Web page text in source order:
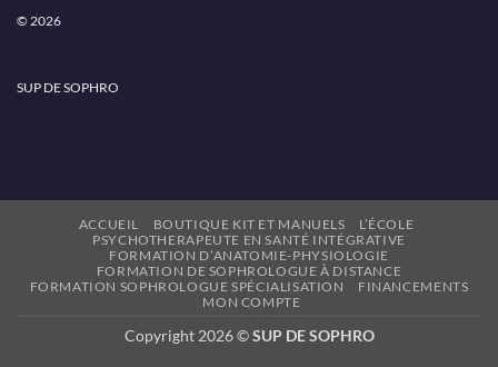
© 2026
SUP DE SOPHRO
ACCUEIL BOUTIQUE KIT ET MANUELS
L’ÉCOLE
PSYCHOTHERAPEUTE EN SANTÉ INTÉGRATIVE
FORMATION D’ANATOMIE-PHYSIOLOGIE
FORMATION DE SOPHROLOGUE À DISTANCE
FORMATION SOPHROLOGUE SPÉCIALISATION
FINANCEMENTS
MON COMPTE
Copyright 2026 ©SUP DE SOPHRO